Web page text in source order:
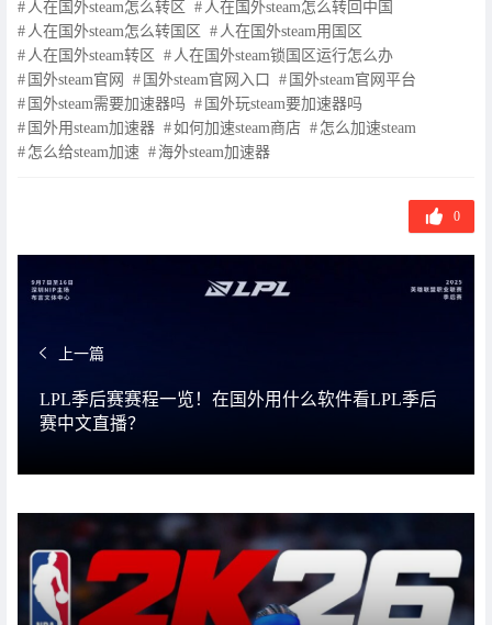
人在国外steam怎么转区
人在国外steam怎么转回中国
人在国外steam怎么转国区
人在国外steam用国区
人在国外steam转区
人在国外steam锁国区运行怎么办
国外steam官网
国外steam官网入口
国外steam官网平台
国外steam需要加速器吗
国外玩steam要加速器吗
国外用steam加速器
如何加速steam商店
怎么加速steam
怎么给steam加速
海外steam加速器
0
上一篇
LPL季后赛赛程一览！在国外用什么软件看LPL季后
赛中文直播？